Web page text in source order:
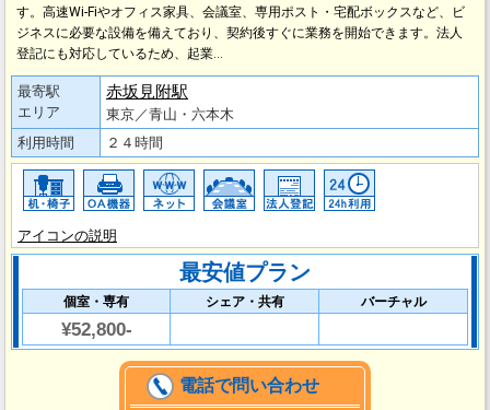
す。高速Wi-Fiやオフィス家具、会議室、専用ポスト・宅配ボックスなど、ビ
ジネスに必要な設備を備えており、契約後すぐに業務を開始できます。法人
登記にも対応しているため、起業…
最寄駅
エリア
赤坂見附駅
東京／青山・六本木
利用時間
２４時間
アイコンの説明
最安値プラン
個室・専有 シェア・共有 バーチャル
¥52,800-
電話で問い合わせ